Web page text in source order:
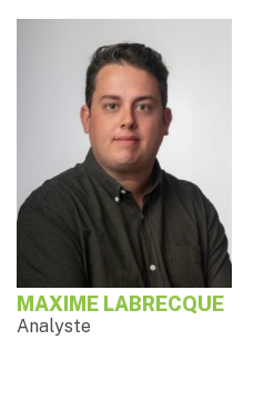
MAXIME LABRECQUE
Analyste